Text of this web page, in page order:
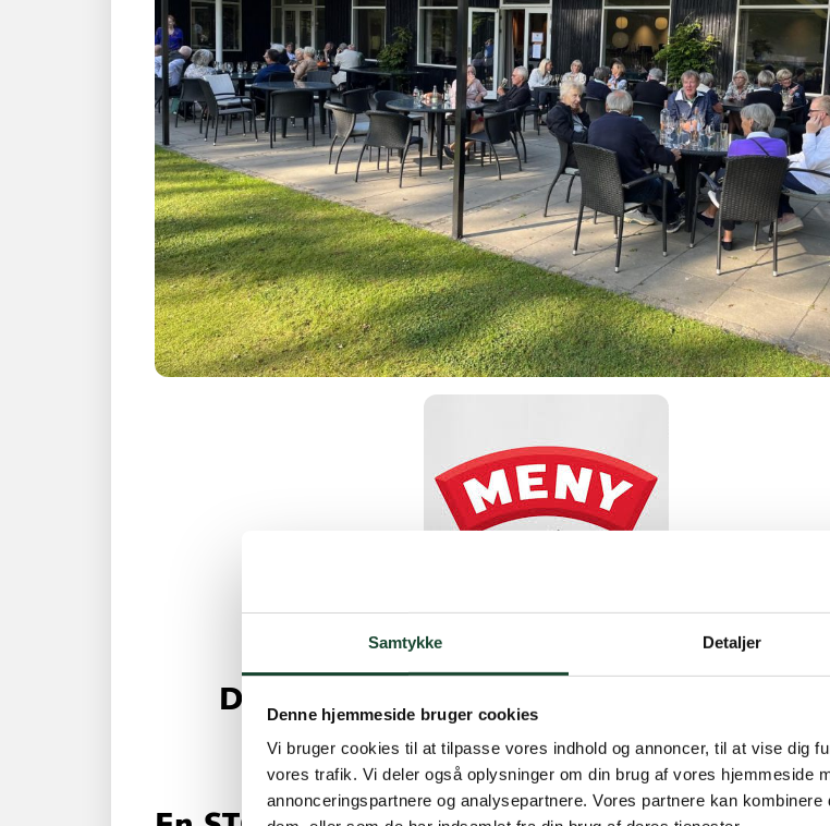
Samtykke Detaljer
Denne hjemmeside bruger cookies
Vi bruger cookies til at tilpasse vores indhold og annoncer, til at vise dig
vores trafik. Vi deler også oplysninger om din brug af vores hjemmeside
annonceringspartnere og analysepartnere. Vores partnere kan
Dagens sponsor, Meny Jægersborg Allé
Charlottenlund